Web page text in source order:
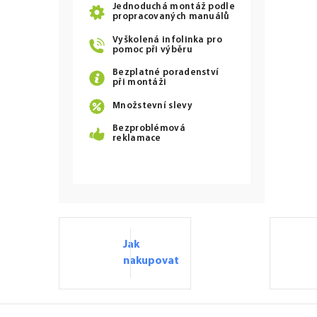
Jednoduchá montáž podle
propracovaných manuálů
Vyškolená infolinka pro
pomoc při výběru
Bezplatné poradenství
při montáži
Množstevní slevy
Bezproblémová
reklamace
Jak
nakupovat